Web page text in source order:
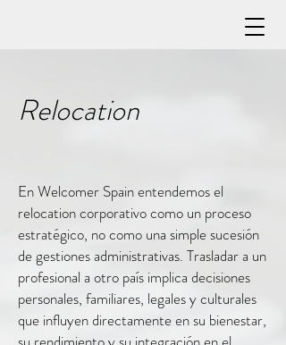
Relocation​
En Welcomer Spain entendemos el
relocation corporativo como un proceso
estratégico, no como una simple sucesión
de gestiones administrativas. Trasladar a un
profesional a otro país implica decisiones
personales, familiares, legales y culturales
que influyen directamente en su bienestar,